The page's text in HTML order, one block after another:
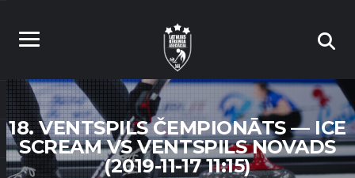
18. VENTSPILS ČEMPIONĀTS — ICE
SCREAM VS VENTSPILS NOVADS
(2019-11-17 11:15)